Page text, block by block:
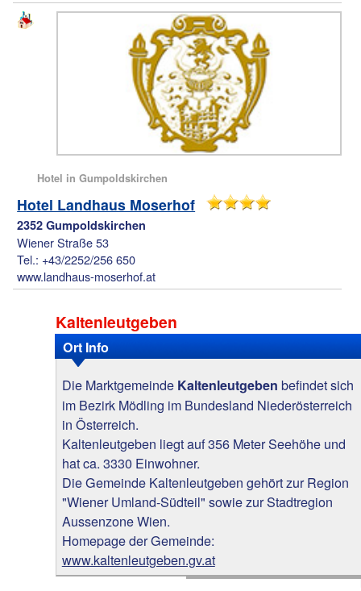
Hotel in Gumpoldskirchen
Hotel Landhaus Moserhof
2352 Gumpoldskirchen
Wiener Straße 53
Tel.: +43/2252/256 650
www.landhaus-moserhof.at
Kaltenleutgeben
Ort Info
Die Marktgemeinde Kaltenleutgeben befindet sich
im Bezirk Mödling im Bundesland Niederösterreich
in Österreich.
Kaltenleutgeben liegt auf 356 Meter Seehöhe und
hat ca. 3330 Einwohner.
Die Gemeinde Kaltenleutgeben gehört zur Region
"Wiener Umland-Südteil" sowie zur Stadtregion
Aussenzone Wien.
Homepage der Gemeinde:
www.kaltenleutgeben.gv.at